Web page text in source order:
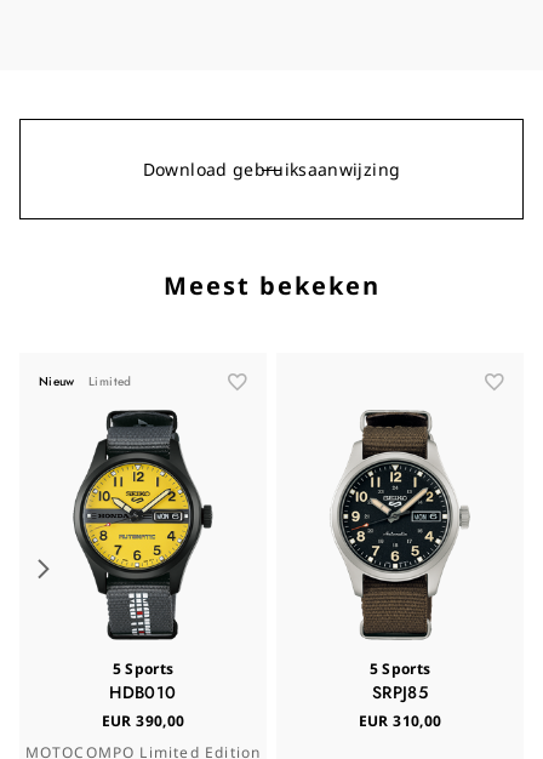
Download gebruiksaanwijzing
Meest bekeken
Nieuw Limited
5 Sports
HDB010
EUR 390,00
MOTOCOMPO Limited Edition
5 Sports
SRPJ85
EUR 310,00